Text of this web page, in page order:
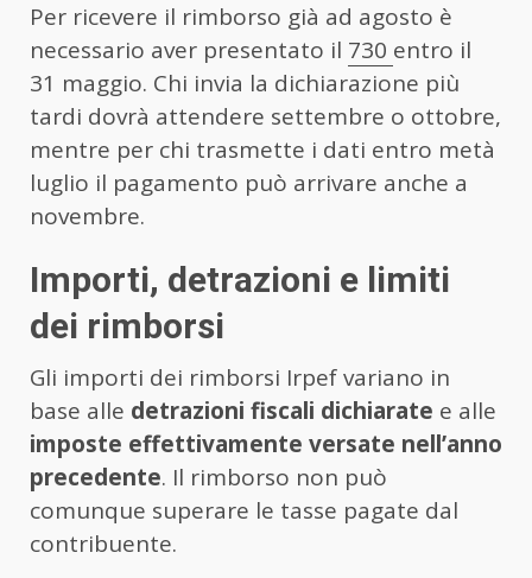
Per ricevere il rimborso già ad agosto è
necessario aver presentato il 730 entro il
31 maggio. Chi invia la dichiarazione più
tardi dovrà attendere settembre o ottobre,
mentre per chi trasmette i dati entro metà
luglio il pagamento può arrivare anche a
novembre.
Importi, detrazioni e limiti
dei rimborsi
Gli importi dei rimborsi Irpef variano in
base alle detrazioni fiscali dichiarate e alle
imposte effettivamente versate nell’anno
precedente. Il rimborso non può
comunque superare le tasse pagate dal
contribuente.